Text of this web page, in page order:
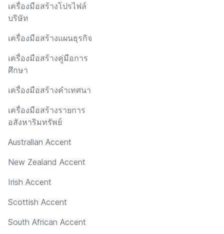
เครื่องมือสร้างโปรไฟล์
บริษัท
เครื่องมือสร้างแผนธุรกิจ
เครื่องมือสร้างคู่มือการ
ศึกษา
เครื่องมือสร้างคำเทศนา
เครื่องมือสร้างรายการ
อสังหาริมทรัพย์
Australian Accent
New Zealand Accent
Irish Accent
Scottish Accent
South African Accent